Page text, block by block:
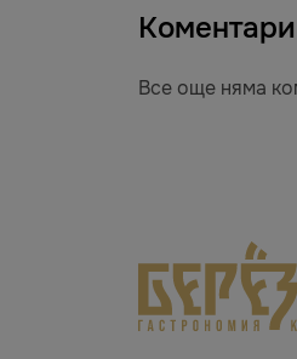
Коментари
Все още няма